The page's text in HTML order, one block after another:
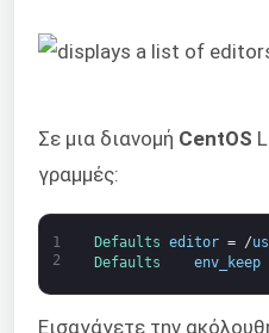
Σε μια διανομή CentOS
γραμμές:
1
2
Defaults editor = /
Defaults env_keep
Εισαγάγετε την